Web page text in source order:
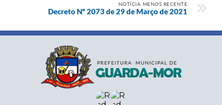
NOTÍCIA MENOS RECENTE
Decreto Nº 2073 de 29 de Março de 2021